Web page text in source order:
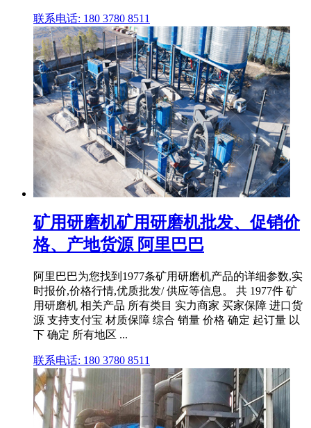
联系电话: 180 3780 8511
矿用研磨机矿用研磨机批发、促销价
格、产地货源 阿里巴巴
阿里巴巴为您找到1977条矿用研磨机产品的详细参数,实
时报价,价格行情,优质批发/ 供应等信息。 共 1977件 矿
用研磨机 相关产品 所有类目 实力商家 买家保障 进口货
源 支持支付宝 材质保障 综合 销量 价格 确定 起订量 以
下 确定 所有地区 ...
联系电话: 180 3780 8511